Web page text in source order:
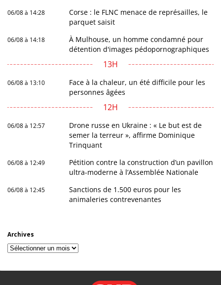
06/08 à 14:28
Corse : le FLNC menace de représailles, le
parquet saisit
06/08 à 14:18
À Mulhouse, un homme condamné pour
détention d'images pédopornographiques
13H
06/08 à 13:10
Face à la chaleur, un été difficile pour les
personnes âgées
12H
06/08 à 12:57
Drone russe en Ukraine : « Le but est de
semer la terreur », affirme Dominique
Trinquant
06/08 à 12:49
Pétition contre la construction d’un pavillon
ultra-moderne à l’Assemblée Nationale
06/08 à 12:45
Sanctions de 1.500 euros pour les
animaleries contrevenantes
Archives
Archives